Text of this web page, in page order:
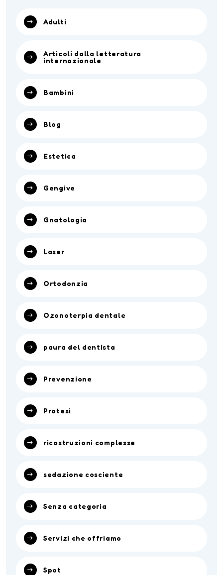
Adulti
Articoli dalla letteratura
internazionale
Bambini
Blog
Estetica
Gengive
Gnatologia
Laser
Ortodonzia
Ozonoterpia dentale
paura del dentista
Prevenzione
Protesi
ricostruzioni complesse
sedazione cosciente
Senza categoria
Servizi che offriamo
Spot